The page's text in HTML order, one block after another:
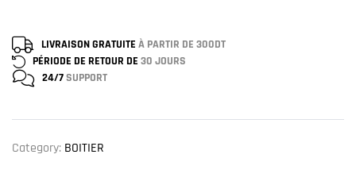
LIVRAISON GRATUITE À PARTIR DE 300DT
PÉRIODE DE RETOUR DE 30 JOURS
24/7SUPPORT
Category: BOITIER